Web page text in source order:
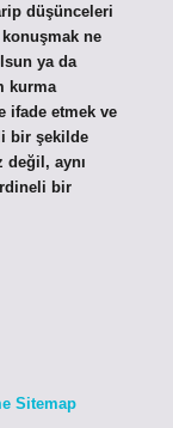
düşünceleri
ne
ya da
kurma
ifade etmek ve
bir şekilde
değil, aynı
bir
Sitemap